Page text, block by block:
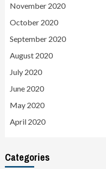
November 2020
October 2020
September 2020
August 2020
July 2020
June 2020
May 2020
April 2020
Categories